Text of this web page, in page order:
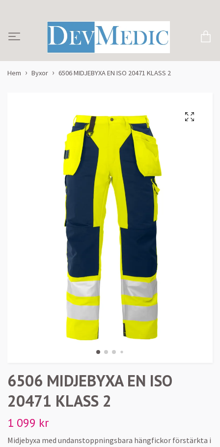
Hem Byxor 6506 MIDJEBYXA EN ISO 20471 KLASS 2
6506 MIDJEBYXA EN ISO
20471 KLASS 2
1 099 kr
Midjebyxa med undanstoppningsbara hängfickor förstärkta i